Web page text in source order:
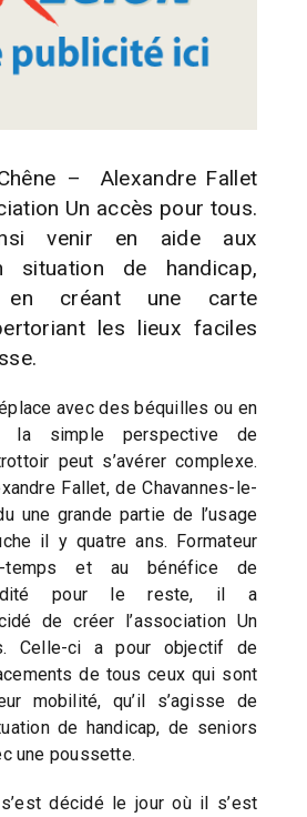
– Alexandre Fallet
Un accès pour tous.
venir en aide aux
situation de handicap,
en créant une carte
les lieux faciles
avec des béquilles ou en
la simple perspective de
peut s’avérer complexe.
Fallet, de Chavannes-le-
une grande partie de l’usage
il y quatre ans. Formateur
temps et au bénéfice de
pour le reste, il a
de créer l’association Un
Celle-ci a pour objectif de
de tous ceux qui sont
mobilité, qu’il s’agisse de
de handicap, de seniors
une poussette.
décidé le jour où il s’est